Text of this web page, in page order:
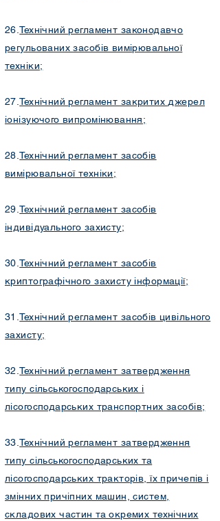
26.Технічний регламент законодавчо
регульованих засобів вимірювальної
техніки;
27.Технічний регламент закритих джерел
іонізуючого випромінювання;
28.Технічний регламент засобів
вимірювальної техніки;
29.Технічний регламент засобів
індивідуального захисту;
30.Технічний регламент засобів
криптографічного захисту інформації;
31.Технічний регламент засобів цивільного
захисту;
32.Технічний регламент затвердження
типу сільськогосподарських і
лісогосподарських транспортних засобів;
33.Технічний регламент затвердження
типу сільськогосподарських та
лісогосподарських тракторів, їх причепів і
змінних причіпних машин, систем,
складових частин та окремих технічних